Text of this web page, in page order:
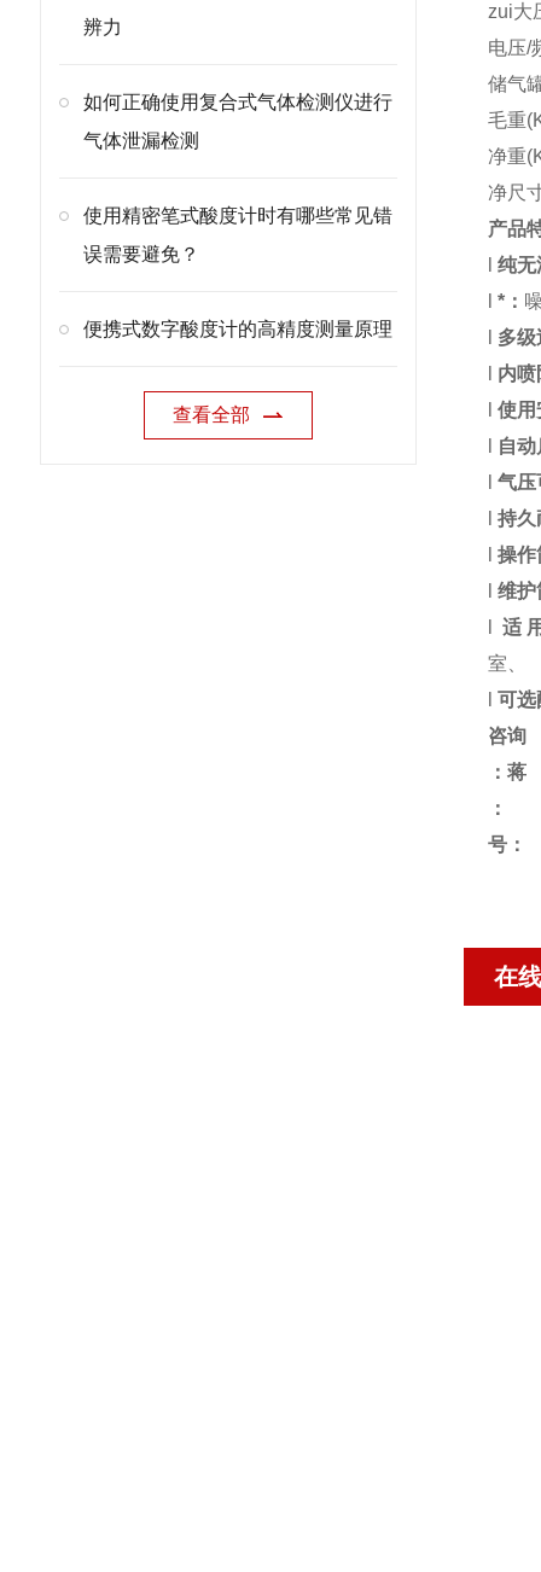
辨力
如何正确使用复合式气体检测仪进行
气体泄漏检测
使用精密笔式酸度计时有哪些常见错
误需要避免？
便携式数字酸度计的高精度测量原理
查看全部
zui大
电压/
储气
毛重
净重
净尺
产品
纯无
*：
多级
内喷
使用
自
气压
持久
操作
维护
l适
室、
可选
咨询
：蒋
号：
在